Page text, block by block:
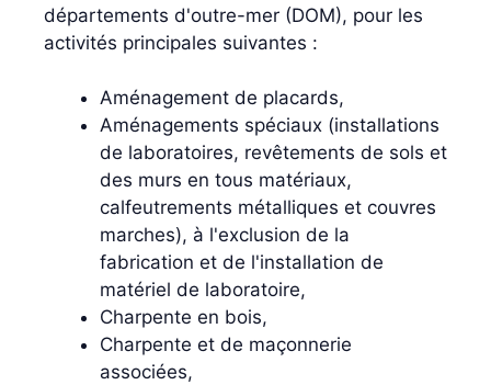
départements d'outre-mer (DOM), pour les
activités principales suivantes :
Aménagement de placards,
Aménagements spéciaux (installations
de laboratoires, revêtements de sols et
des murs en tous matériaux,
calfeutrements métalliques et couvres
marches), à l'exclusion de la
fabrication et de l'installation de
matériel de laboratoire,
Charpente en bois,
Charpente et de maçonnerie
associées,